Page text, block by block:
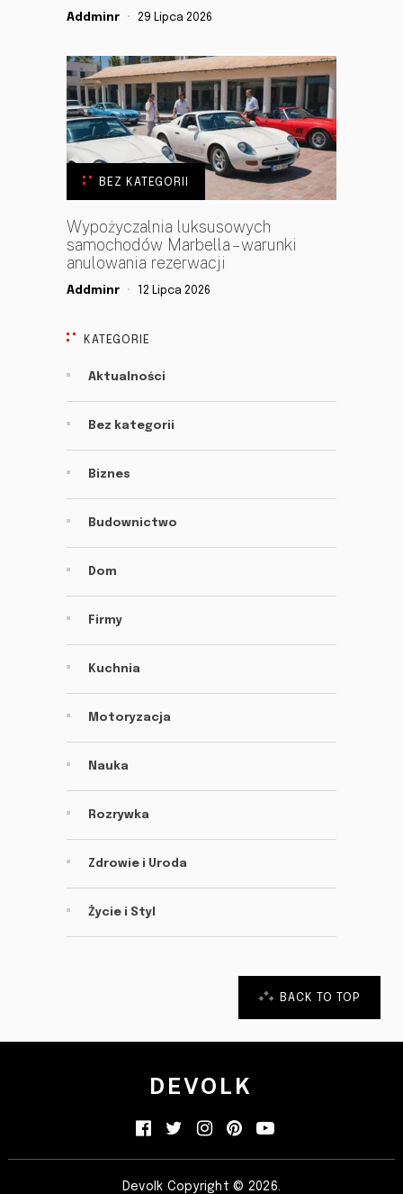
Addminr 29 Lipca 2026
BEZ KATEGORII
Wypożyczalnia luksusowych
samochodów Marbella – warunki
anulowania rezerwacji
Addminr 12 Lipca 2026
KATEGORIE
Aktualności
Bez kategorii
Biznes
Budownictwo
Dom
Firmy
Kuchnia
Motoryzacja
Nauka
Rozrywka
Zdrowie i Uroda
Życie i Styl
BACK TO TOP
DEVOLK
Devolk Copyright © 2026.